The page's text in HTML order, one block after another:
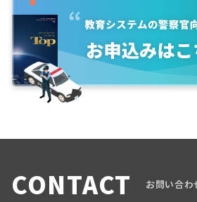
CONTACT お問い合わ